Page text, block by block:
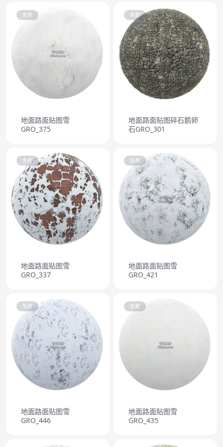
免费
地面路面贴图雪
GRO_375
免费
地面路面贴图碎石鹅卵
石GRO_301
免费
地面路面贴图雪
GRO_337
免费
地面路面贴图雪
GRO_421
免费
地面路面贴图雪
GRO_446
免费
地面路面贴图雪
GRO_435